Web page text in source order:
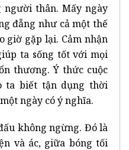
thân. Mấy ngày
đẵng như cả một thế
giờ gặp lại. Cảm nhận
ta sống tốt với mọi
thương. Ý thức cuộc
ta biết tận dụng thời
ngày có ý nghĩa.
không ngừng. Đó là
và ác, giữa bóng tối